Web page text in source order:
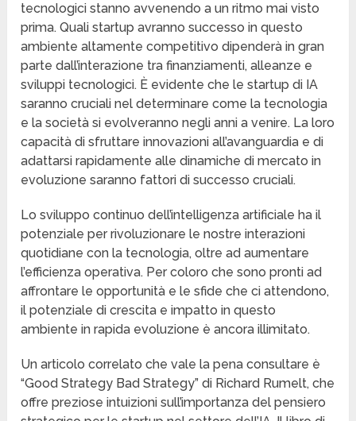
tecnologici stanno avvenendo a un ritmo mai visto
prima. Quali startup avranno successo in questo
ambiente altamente competitivo dipenderà in gran
parte dall’interazione tra finanziamenti, alleanze e
sviluppi tecnologici. È evidente che le startup di IA
saranno cruciali nel determinare come la tecnologia
e la società si evolveranno negli anni a venire. La loro
capacità di sfruttare innovazioni all’avanguardia e di
adattarsi rapidamente alle dinamiche di mercato in
evoluzione saranno fattori di successo cruciali.
Lo sviluppo continuo dell’intelligenza artificiale ha il
potenziale per rivoluzionare le nostre interazioni
quotidiane con la tecnologia, oltre ad aumentare
l’efficienza operativa. Per coloro che sono pronti ad
affrontare le opportunità e le sfide che ci attendono,
il potenziale di crescita e impatto in questo
ambiente in rapida evoluzione è ancora illimitato.
Un articolo correlato che vale la pena consultare è
“Good Strategy Bad Strategy” di Richard Rumelt, che
offre preziose intuizioni sull’importanza del pensiero